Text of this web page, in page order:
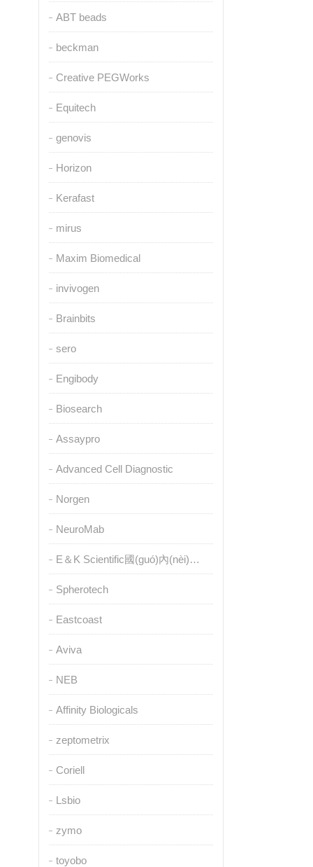
ABT beads
beckman
Creative PEGWorks
Equitech
genovis
Horizon
Kerafast
mirus
Maxim Biomedical
invivogen
Brainbits
sero
Engibody
Biosearch
Assaypro
Advanced Cell Diagnostic
Norgen
NeuroMab
E＆K Scientific國(guó)內(nèi)授權(quán)代理
Spherotech
Eastcoast
Aviva
NEB
Affinity Biologicals
zeptometrix
Coriell
Lsbio
zymo
toyobo